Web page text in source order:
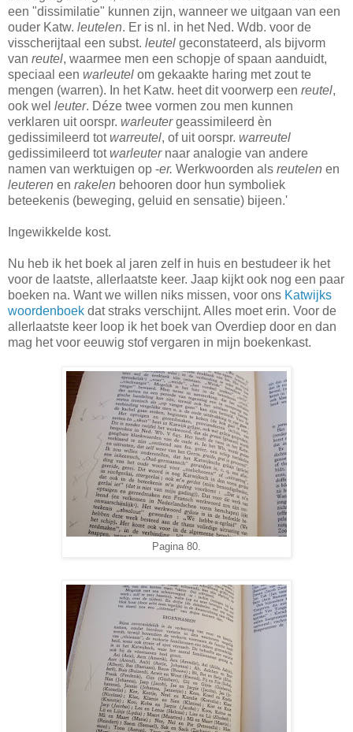
een "dissimilatie" kunnen zijn, wanneer we uitgaan van een
ouder Katw. leutelen. Er is nl. in het Ned. Wdb. voor de
visscherijtaal een subst. leutel geconstateerd, als bijvorm
van reutel, waarmee men een schopje of spaan aanduidt,
speciaal een warleutel om gekaakte haring met zout te
mengen (warren). In het Katw. heet dit voorwerp een reutel,
ook wel leuter. Déze twee vormen zou men kunnen
verklaren uit oorspr. warleutergeassimileerd èn
gedissimileerd totwarreutel, of uit oorspr. warreutel
gedissimileerd totwarleuternaar analogie van andere
namen van werktuigen op -er. Werkwoorden als reutelen en
leuteren en rakelen behooren door hun symboliek
beteekenis (beweging, geluid en sensatie) bijeen.'
Ingewikkelde kost.
Nu heb ik het boek al jaren zelf in huis en bestudeer ik het
voor de laatste, allerlaatste keer. Jaap kijkt ook nog een paar
boeken na. Want we willen niks missen, voor ons Katwijks
woordenboek dat straks verschijnt. Alles moet erin. Voor de
allerlaatste keer loop ik het boek van Overdiep door en dan
mag het voor eeuwig stof vergaren in mijn boekenkast.
Pagina 80.